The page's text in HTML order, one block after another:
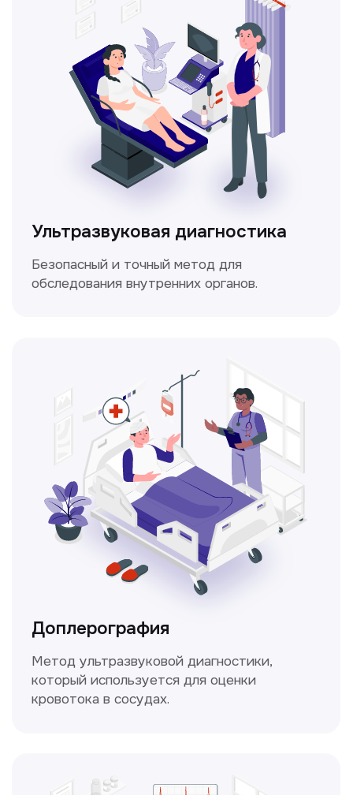
кровотока в сосудах.
Консультация врачей
Это диагностика, рекомендации
и индивидуальный план лечения
от наших опытных специалистов для
Электрокардиография
Простой и безболезненный метод